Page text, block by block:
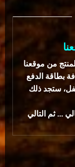
من موقعنا
بطاقة الدفع
ستجد ذلك
... ثم التالي